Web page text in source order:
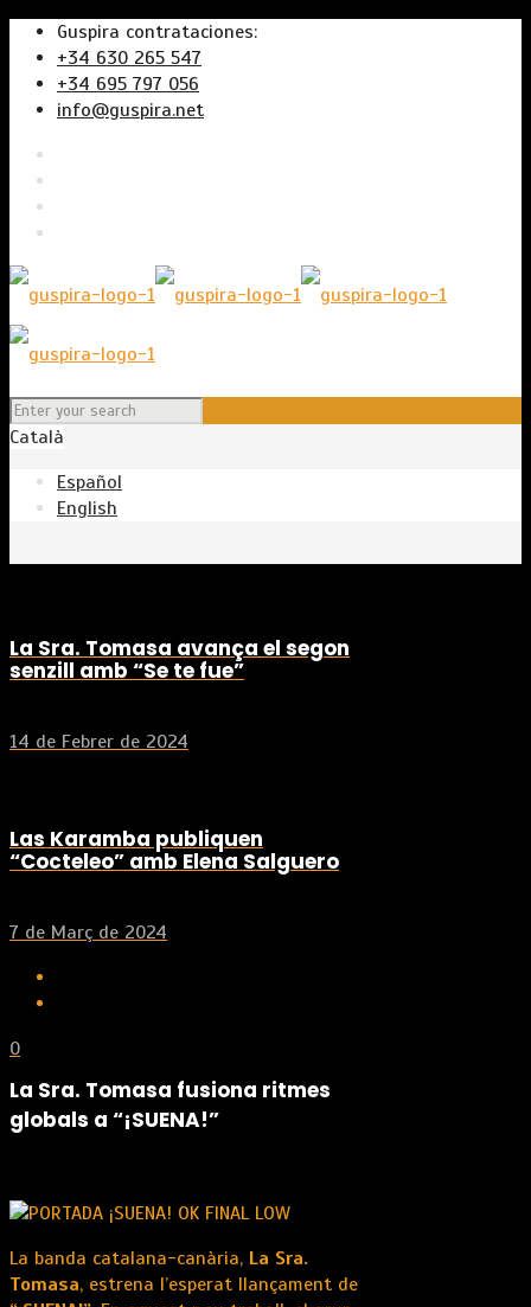
Guspira contrataciones:
+34 630 265 547
+34 695 797 056
info@guspira.net
Català
Español
English
La Sra. Tomasa avança el segon
senzill amb “Se te fue”
14 de Febrer de 2024
Las Karamba publiquen
“Cocteleo” amb Elena Salguero
7 de Març de 2024
0
La Sra. Tomasa fusiona ritmes
globals a “¡SUENA!”
La banda catalana-canària, La Sra.
Tomasa, estrena l’esperat llançament de